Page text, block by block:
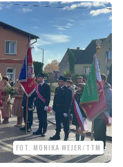
FOT. MONIKA WEJER/TTM
gminy Luzino
dwóch istotnych